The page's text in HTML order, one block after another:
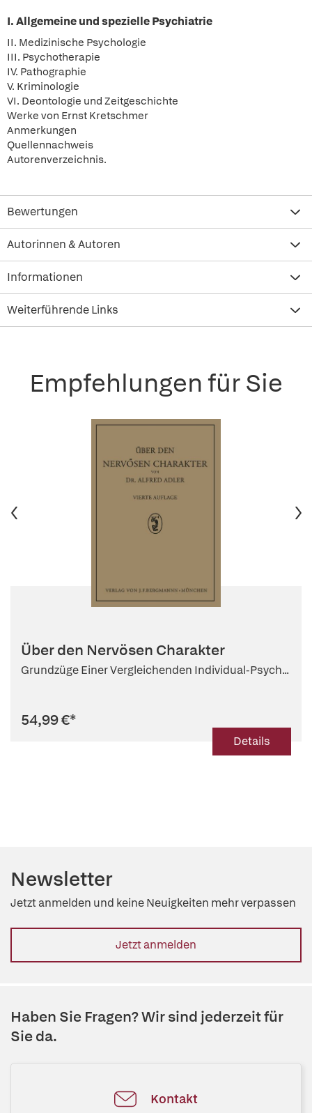
I. Allgemeine und spezielle Psychiatrie
II. Medizinische Psychologie
III. Psychotherapie
IV. Pathographie
V. Kriminologie
VI. Deontologie und Zeitgeschichte
Werke von Ernst Kretschmer
Anmerkungen
Quellennachweis
Autorenverzeichnis.
Bewertungen
Autorinnen & Autoren
Informationen
Weiterführende Links
Empfehlungen für Sie
Über den Nervösen Charakter
Grundzüge Einer Vergleichenden Individual-Psych...
54,99 €*
Details
Newsletter
Jetzt anmelden und keine Neuigkeiten mehr verpassen
Jetzt anmelden
Haben Sie Fragen? Wir sind jederzeit für
Sie da.
Kontakt